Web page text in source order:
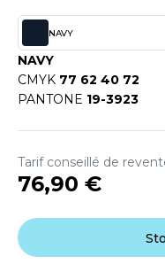
VETEMENTS
SHIRT
- BLANKS
COOL
HOODS
NAVY
NAVY
CMYK 77 62 40 72
PANTONE 19-3923
Tarif conseillé de
76,90 €